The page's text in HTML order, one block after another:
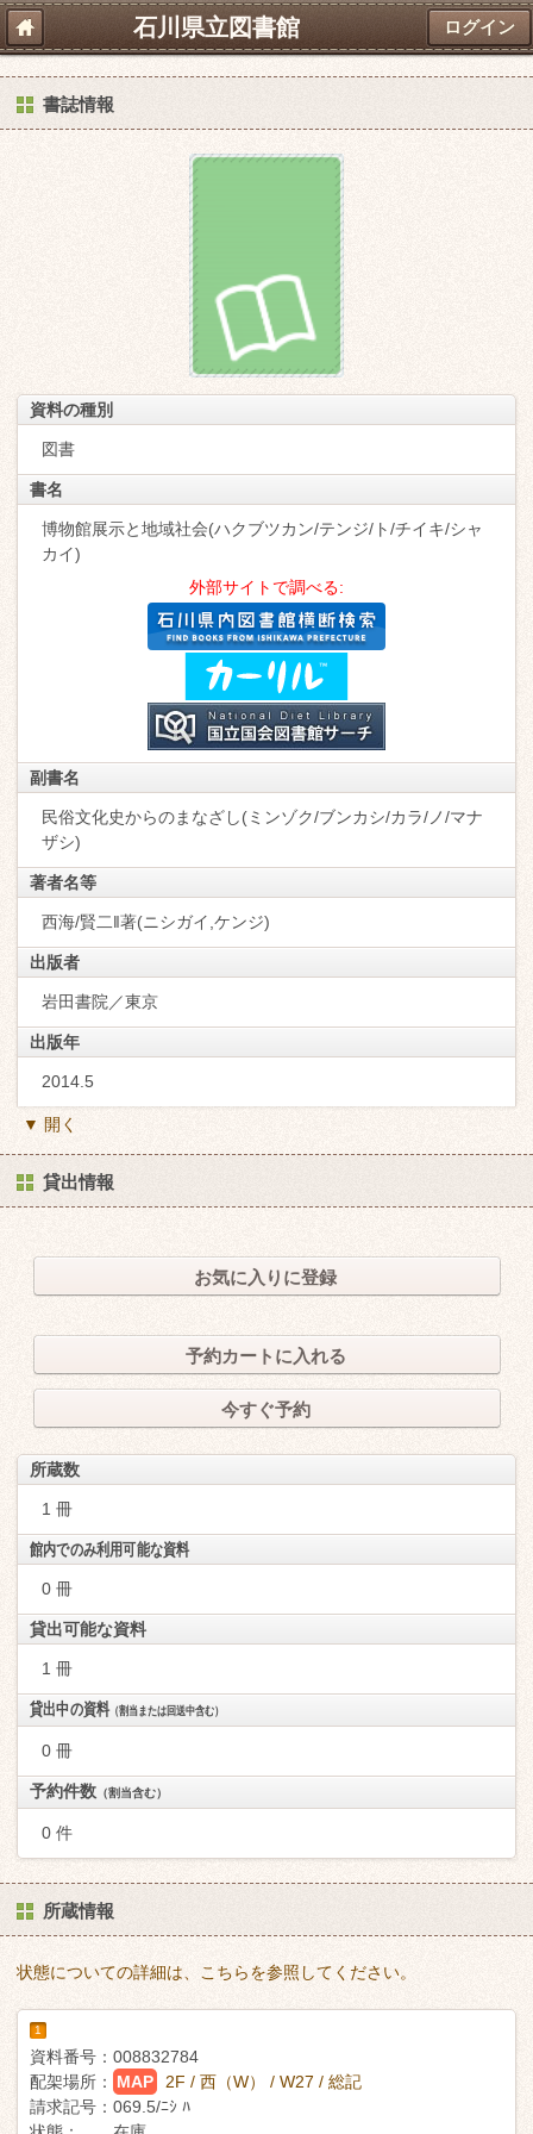
石川県立図書館 ログイン
書誌情報
資料の種別
図書
書名
博物館展示と地域社会(ハクブツカン/テンジ/ト/チイキ/シャ
カイ)
外部サイトで調べる:
副書名
民俗文化史からのまなざし(ミンゾク/ブンカシ/カラ/ノ/マナ
ザシ)
著者名等
西海/賢二‖著(ニシガイ,ケンジ)
出版者
岩田書院／東京
出版年
2014.5
▼ 開く
貸出情報
お気に入りに登録
予約カートに入れる
今すぐ予約
所蔵数
1 冊
館内でのみ利用可能な資料
0 冊
貸出可能な資料
1 冊
貸出中の資料（割当または回送中含む）
0 冊
予約件数 （割当含む）
0 件
所蔵情報
状態についての詳細は、こちらを参照してください。
1
資料番号： 008832784
配架場所：
MAP
2F / 西（W） / W27 / 総記
請求記号： 069.5/ﾆｼ ﾊ